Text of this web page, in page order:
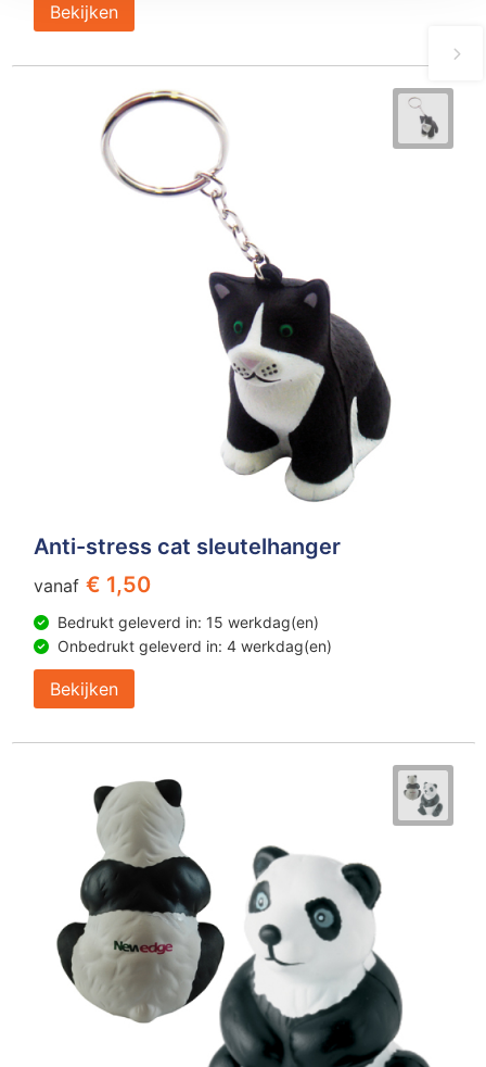
Bekijken
Anti-stress cat sleutelhanger
vanaf € 1,50
Bedrukt geleverd in: 15 werkdag(en)
Onbedrukt geleverd in: 4 werkdag(en)
Bekijken